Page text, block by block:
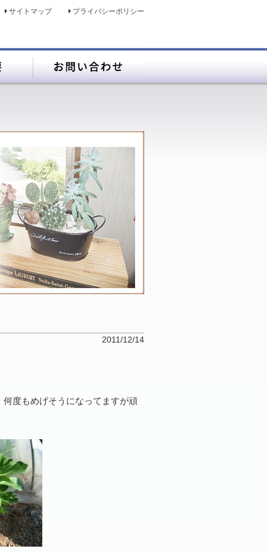
サイトマップ プライバシーポリシー
2011/12/14
度もめげそうになってますが頑